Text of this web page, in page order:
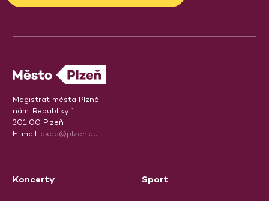
Magistrát města Plzně
nám. Republiky 1
301 00 Plzeň
E-mail: akce@plzen.eu
Koncerty Sport